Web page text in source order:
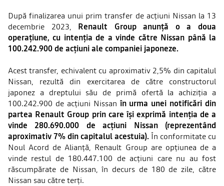
După finalizarea unui prim transfer de acțiuni Nissan la 13
decembrie 2023, Renault Group anunță o a doua
operațiune, cu intenția de a vinde către Nissan până la
100.242.900 de acțiuni ale companiei japoneze.
Acest transfer, echivalent cu aproximativ 2,5% din capitalul
Nissan, rezultă din exercitarea de către constructorul
japonez a dreptului său de primă ofertă la achiziția a
100.242.900 de acțiuni Nissan în urma unei notificări din
partea Renault Group prin care își exprimă intenția de a
vinde 280.690.000 de acțiuni Nissan (reprezentând
aproximativ 7% din capitalul acestuia).În conformitate cu
Noul Acord de Alianță, Renault Group are opțiunea de a
vinde restul de 180.447.100 de acțiuni care nu au fost
răscumpărate de Nissan, în decurs de 180 de zile, către
Nissan sau către terți.